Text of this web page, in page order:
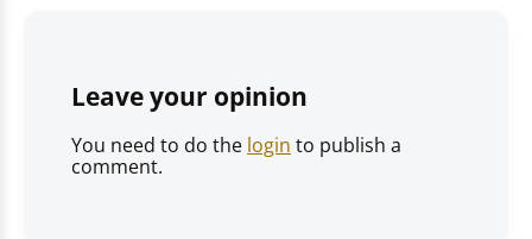
Leave your opinion
You need to do the login to publish a
comment.